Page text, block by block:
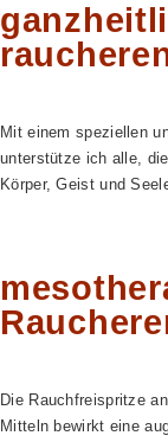
Mit einem speziellen
unterstütze ich alle,
Körper, Geist und
Die Rauchfreispritze
Mitteln bewirkt eine